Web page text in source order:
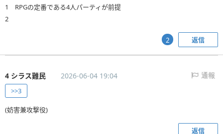
1 RPGの定番である4人パーティが前提
2
返信
2
4 シラス難民 2026-06-04 19:04 通報
>>3
(妨害兼攻撃役)
返信